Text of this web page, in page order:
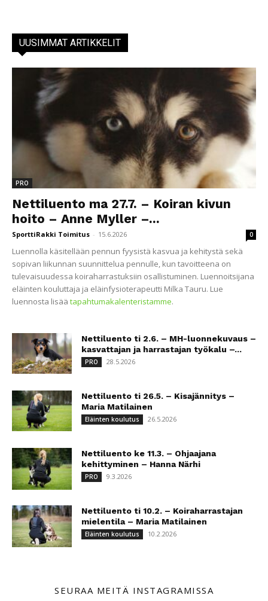
UUSIMMAT ARTIKKELIT
PRO
Nettiluento ma 27.7. – Koiran kivun
hoito – Anne Myller –...
SporttiRakki Toimitus - 15.6.2026 0
Luennolla käsitellään pennun fyysistä kasvua ja kehitystä sekä
sopivan liikunnan suunnittelua pennulle, kun tavoitteena on
tulevaisuudessa koiraharrastuksiin osallistuminen. Luennoitsijana
eläinten kouluttaja ja eläinfysioterapeutti Milka Tauru. Lue
luennosta lisää tapahtumakalenteristamme.
Nettiluento ti 2.6. – MH-luonnekuvaus –
kasvattajan ja harrastajan työkalu –...
PRO 28.5.2026
Nettiluento ti 26.5. – Kisajännitys –
Maria Matilainen
Eläinten koulutus 26.5.2026
Nettiluento ke 11.3. – Ohjaajana
kehittyminen – Hanna Närhi
PRO 9.3.2026
Nettiluento ti 10.2. – Koiraharrastajan
mielentila – Maria Matilainen
Eläinten koulutus 10.2.2026
SEURAA MEITÄ INSTAGRAMISSA